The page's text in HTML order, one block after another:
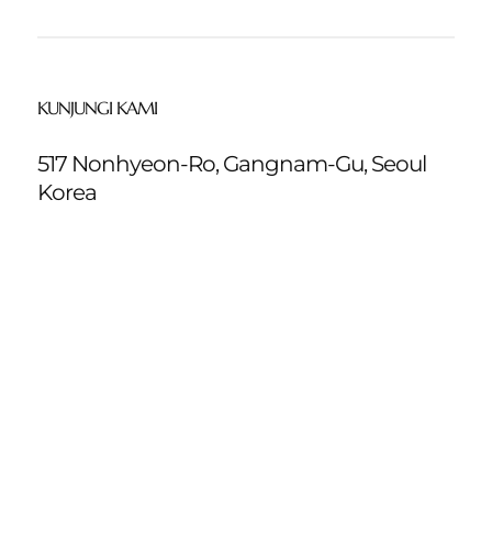
KUNJUNGI KAMI
517 Nonhyeon-Ro, Gangnam-Gu, Seoul
Korea